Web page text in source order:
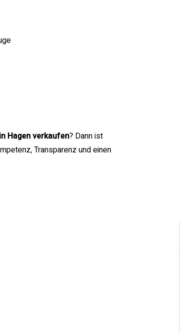
Hagen verkaufen? Dann ist
Transparenz und einen